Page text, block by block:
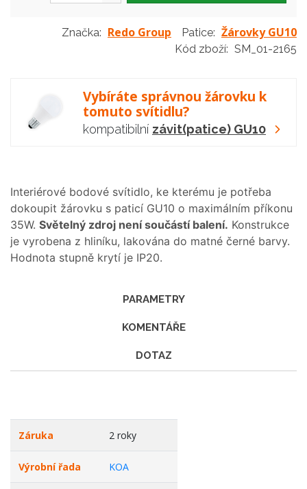
Značka: Redo Group Patice: Žárovky GU10
Kód zboží: SM_01-2165
Vybíráte správnou žárovku k
tomuto svítidlu?
kompatibilní závit(patice) GU10
Interiérové bodové svítidlo, ke kterému je potřeba
dokoupit žárovku s paticí GU10 o maximálním příkonu
35W. Světelný zdroj není součástí balení. Konstrukce
je vyrobena z hliníku, lakována do matné černé barvy.
Hodnota stupně krytí je IP20.
PARAMETRY
KOMENTÁŘE
DOTAZ
Záruka 2 roky
Výrobní řada KOA